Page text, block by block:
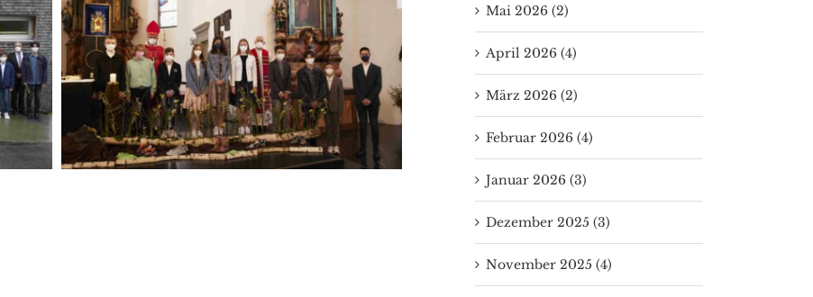
Mai 2026 (2)
April 2026 (4)
März 2026 (2)
Februar 2026 (4)
Januar 2026 (3)
Dezember 2025 (3)
November 2025 (4)